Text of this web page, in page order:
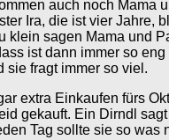
auch noch Mama
Ira, die ist vier Jahre,
klein sagen Mama und
ist dann immer so
sie fragt immer so viel.
extra Einkaufen fürs
gekauft. Ein Dirndl
Tag sollte sie so was